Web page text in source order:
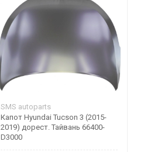
SMS autoparts
Капот Hyundai Tucson 3 (2015-
2019) дорест. Тайвань 66400-
D3000